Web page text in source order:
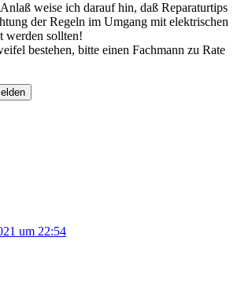
weise ich darauf hin, daß Reparaturtips
der Regeln im Umgang mit elektrischen
werden sollten!
bestehen, bitte einen Fachmann zu Rate
um 22:54